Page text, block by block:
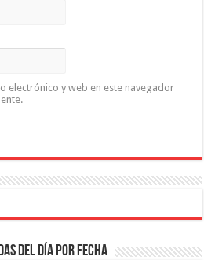
electrónico y web en este navegador
del día por fecha